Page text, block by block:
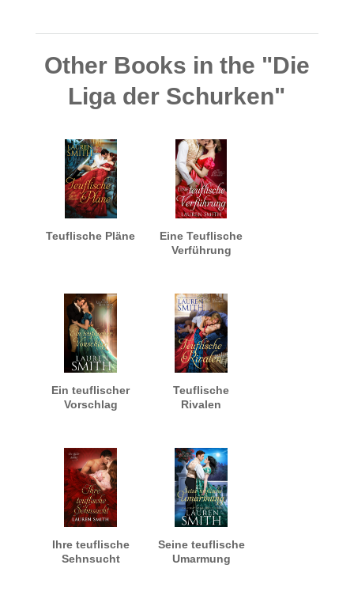
Other Books in the "Die
Liga der Schurken"
Teuflische Pläne
Eine Teuflische
Verführung
Ein teuflischer
Vorschlag
Teuflische
Rivalen
Ihre teuflische
Sehnsucht
Seine teuflische
Umarmung